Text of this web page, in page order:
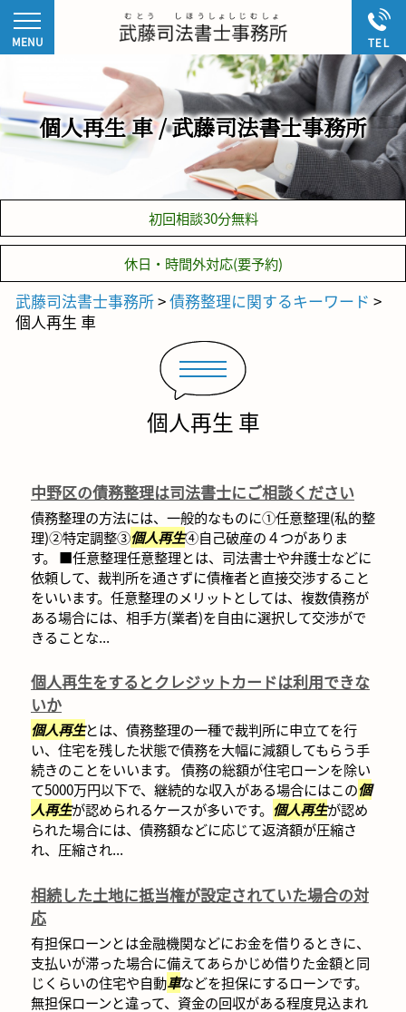
個人再生 車 / 武藤司法書士事務所
初回相談30分無料
休日・時間外対応(要予約)
武藤司法書士事務所>債務整理に関するキーワード >
個人再生 車
個人再生 車
中野区の債務整理は司法書士にご相談ください
債務整理の方法には、一般的なものに①任意整理(私的整
理)②特定調整③個人再生④自己破産の４つがありま
す。 ■任意整理任意整理とは、司法書士や弁護士などに
依頼して、裁判所を通さずに債権者と直接交渉すること
をいいます。任意整理のメリットとしては、複数債務が
ある場合には、相手方(業者)を自由に選択して交渉がで
きることな...
個人再生をするとクレジットカードは利用できな
いか
個人再生とは、債務整理の一種で裁判所に申立てを行
い、住宅を残した状態で債務を大幅に減額してもらう手
続きのことをいいます。 債務の総額が住宅ローンを除い
て5000万円以下で、継続的な収入がある場合にはこの個
人再生が認められるケースが多いです。 個人再生が認め
られた場合には、債務額などに応じて返済額が圧縮さ
れ、圧縮され...
相続した土地に抵当権が設定されていた場合の対
応
有担保ローンとは金融機関などにお金を借りるときに、
支払いが滞った場合に備えてあらかじめ借りた金額と同
じくらいの住宅や自動車などを担保にするローンです。
無担保ローンと違って、資金の回収がある程度見込まれ